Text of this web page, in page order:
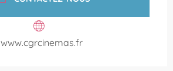
www.cgrcinemas.fr